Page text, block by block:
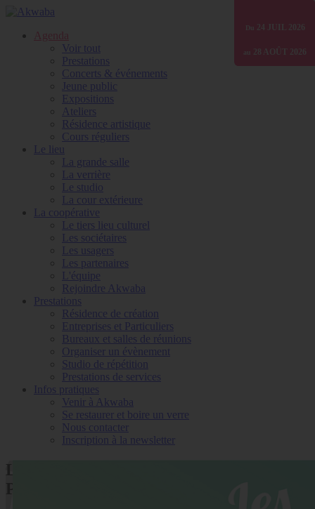
Agenda
Voir tout
Prestations
Concerts & événements
Jeune public
Expositions
Ateliers
Résidence artistique
Cours réguliers
Le lieu
La grande salle
La verrière
Le studio
La cour extérieure
La coopérative
Le tiers lieu culturel
Les sociétaires
Les usagers
Les partenaires
L'équipe
Rejoindre Akwaba
Prestations
Résidence de création
Entreprises et Particuliers
Bureaux et salles de réunions
Organiser un évènement
Studio de répétition
Prestations de services
Infos pratiques
Venir à Akwaba
Se restaurer et boire un verre
Nous contacter
Inscription à la newsletter
LES GUINGUETTES - LES FRÈRES
Du 01 JANV 2025
au 31 DÉC 2026
Du 30 JUIN 2026
au 31 DÉC 2026
Du 24 JUIL 2026
au 07 AOÛT 2026
Du 24 JUIL 2026
au 07 AOÛT 2026
Du 24 JUIL 2026
au 28 AOÛT 2026